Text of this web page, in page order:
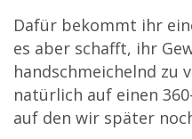
Dafür bekommt ihr
es aber schafft, ihr
handschmeichelnd zu
natürlich auf einen
auf den wir später